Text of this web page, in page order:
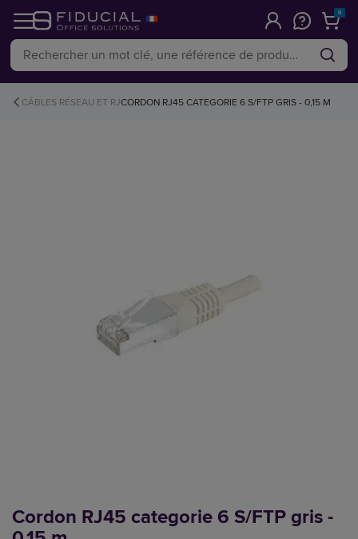
0
CÂBLES RÉSEAU ET RJCORDON RJ45 CATEGORIE 6 S/FTP GRIS - 0,15 M
Cordon RJ45 categorie 6 S/FTP gris -